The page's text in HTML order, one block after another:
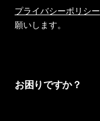
プライバシーポリシー
願いします。
お困りですか？